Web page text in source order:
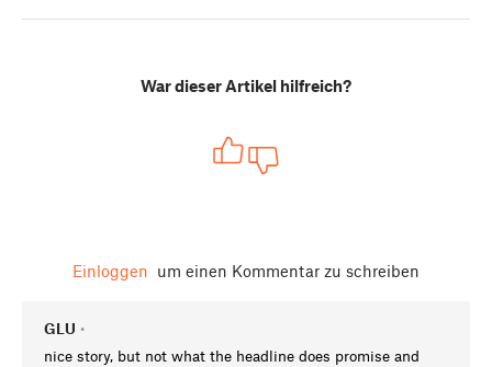
War dieser Artikel hilfreich?
Einloggen um einen Kommentar zu schreiben
GLU •
nice story, but not what the headline does promise and